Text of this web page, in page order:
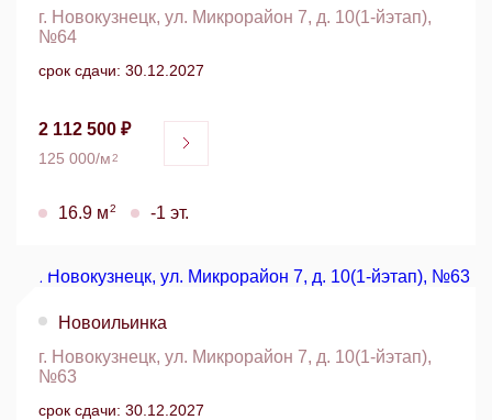
г. Новокузнецк, ул. Микрорайон 7, д. 10(1-йэтап),
№64
срок сдачи: 30.12.2027
2 112 500 ₽
125 000/м2
16.9 м2 -1 эт.
Новоильинка
г. Новокузнецк, ул. Микрорайон 7, д. 10(1-йэтап),
№63
срок сдачи: 30.12.2027